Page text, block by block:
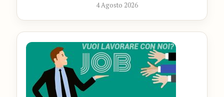
4 Agosto 2026